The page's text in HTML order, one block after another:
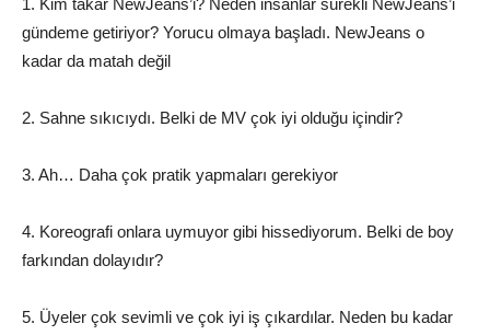
1. Kim takar NewJeans’i? Neden insanlar sürekli NewJeans’i
gündeme getiriyor? Yorucu olmaya başladı. NewJeans o
kadar da matah değil
2. Sahne sıkıcıydı. Belki de MV çok iyi olduğu içindir?
3. Ah… Daha çok pratik yapmaları gerekiyor
4. Koreografi onlara uymuyor gibi hissediyorum. Belki de boy
farkından dolayıdır?
5. Üyeler çok sevimli ve çok iyi iş çıkardılar. Neden bu kadar